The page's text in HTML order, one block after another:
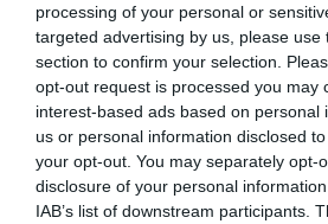
processing of your personal or
targeted advertising by us, please use
section to confirm your selection.
opt-out request is processed you may
interest-based ads based on personal
us or personal information disclosed
your opt-out. You may separately opt-
disclosure of your personal
IAB’s list of downstream participants.
Μυρτώ Κοροβέση στο pagenews.gr:
διαφάνεια, όχι άλλα σκάνδαλα» – Τι